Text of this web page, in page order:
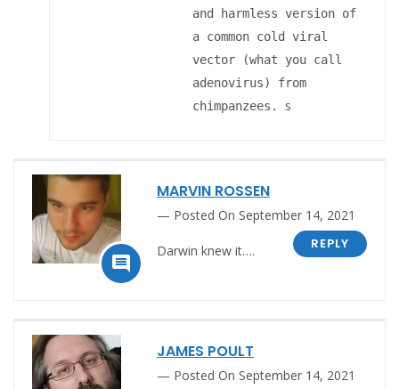
and harmless version of
a common cold viral
vector (what you call
adenovirus) from
chimpanzees. s

MARVIN ROSSEN
Posted On September 14, 2021
REPLY
Darwin knew it….
JAMES POULT
Posted On September 14, 2021